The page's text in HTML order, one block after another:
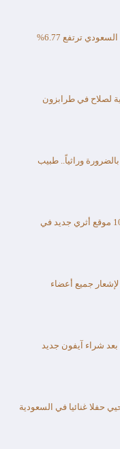
السيولة النقدية في الاقتصاد السعودي ترتفع 6.77%
لصلاح في طرابزون
وراثياً.. طبيب
هيئة التراث توثق أكثر من 100 موقع أثري جديد في
“واتساب” يضيف ميزة @all لإشعار جميع أعضاء